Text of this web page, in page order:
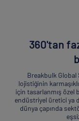
360'tan
Breakbulk Global
lojistiğinin
için tasarlanmış özel
endüstriyel üretici ya
dünya çapında